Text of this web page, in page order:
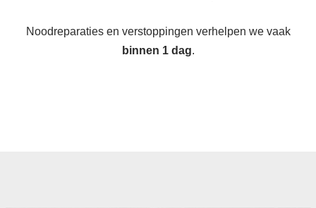
Noodreparaties en verstoppingen verhelpen we vaak
binnen 1 dag.